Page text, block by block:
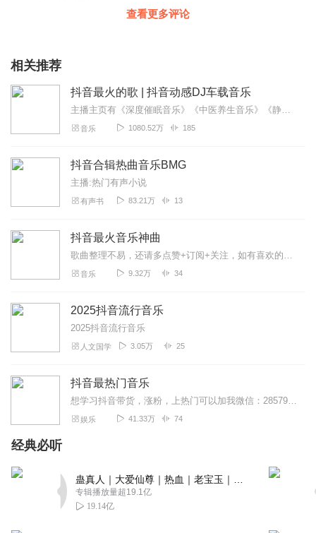
可以继续更新吗？抖音好听的歌曲，全部包括进来，谁？
2019-11-26
博雅说小说
2021-10-06
微微寒意_4f
2020-07-04
听友188581953
2019-11-24
听友455345451
2023-01-24
独立是自然美
回复
听友136888559
我喜欢。。。。。。。。。。。。
查看更多评论
相关推荐
抖音最火的歌 | 抖音动感DJ车载音乐
主播主页有《深度催眠音乐》《中医养生音乐》《静心纯音乐》专辑，期待您的聆听！还可以加入主播XiMi会员团，获取更多福利！免费畅听所有付费音频！抖音热歌dj最火的...
音乐 1080.52万 185
抖音合辑热曲音乐BMG
主播:热门有声小说
有声书 83.21万 13
抖音最火音乐神曲
歌曲整理不易，还请多点赞+订阅+关注，如有喜欢的歌曲也欢迎评论留言，后续给大家更新，原创/翻唱歌曲也欢迎投稿哦~免责声明：资源来自网络，仅供查询交流用。未经...
音乐 9.32万 34
2025抖音流行音乐
2025抖音流行音乐
人文国学 3.05万 25
抖音最热门音乐
想学习抖音带货，涨粉，上热门可以加我微信：2857999497免费领取抖音教学视频和直播公开...
娱乐 41.33万 74
经典必听
专辑播放量超19.1亿
19.14亿